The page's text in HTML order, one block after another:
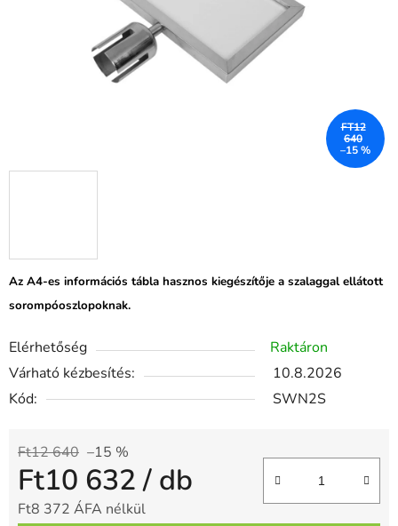
Az A4-es információs tábla hasznos kiegészítője a szalaggal ellátott
sorompóoszlopoknak.
Elérhetőség
Raktáron
Várható kézbesítés:
10.8.2026
Kód:
SWN2S
Ft12 640 –15 %
Ft10 632/ db
Ft8 372 ÁFA nélkül
FT12
640
–15 %